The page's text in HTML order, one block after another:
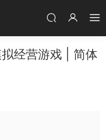
经营游戏 | 简体